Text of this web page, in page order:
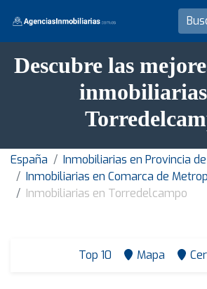
Descubre las
España
Inmobiliarias en Provincia
Inmobiliarias en Comarca de
Inmobiliarias en Torredelcampo
Top 10 Mapa